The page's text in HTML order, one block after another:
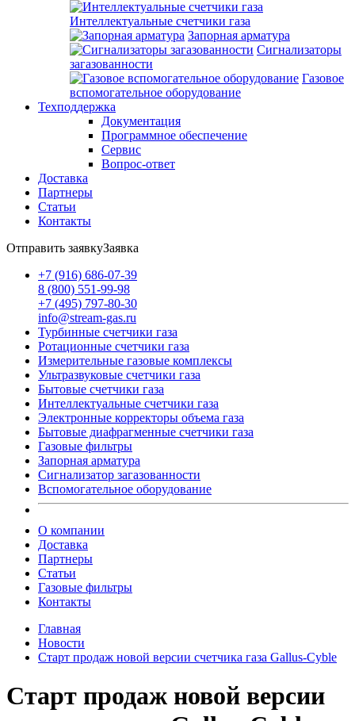
Интеллектуальные счетчики газа
Запорная арматура
Сигнализаторы
загазованности
Газовое
вспомогательное оборудование
Техподдержка
Документация
Программное обеспечение
Сервис
Вопрос-ответ
Доставка
Партнеры
Статьи
Контакты
Отправить заявкуЗаявка
+7 (916) 686-07-39
8 (800) 551-99-98
+7 (495) 797-80-30
info@stream-gas.ru
Турбинные счетчики газа
Ротационные счетчики газа
Измерительные газовые комплексы
Ультразвуковые счетчики газа
Бытовые счетчики газа
Интеллектуальные счетчики газа
Электронные корректоры объема газа
Бытовые диафрагменные счетчики газа
Газовые фильтры
Запорная арматура
Сигнализатор загазованности
Вспомогательное оборудование
О компании
Доставка
Партнеры
Статьи
Газовые фильтры
Контакты
Главная
Новости
Старт продаж новой версии счетчика газа Gallus-Cyble
Старт продаж новой версии